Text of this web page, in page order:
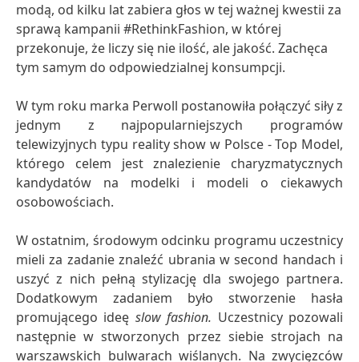
modą, od kilku lat zabiera głos w tej ważnej kwestii za
sprawą kampanii #RethinkFashion, w której
przekonuje, że liczy się nie ilość, ale jakość. Zachęca
tym samym do odpowiedzialnej konsumpcji.
W tym roku marka Perwoll postanowiła połączyć siły z
jednym z najpopularniejszych programów
telewizyjnych typu reality show w Polsce - Top Model,
którego celem jest znalezienie charyzmatycznych
kandydatów na modelki i modeli o ciekawych
osobowościach.
W ostatnim, środowym odcinku programu uczestnicy
mieli za zadanie znaleźć ubrania w second handach i
uszyć z nich pełną stylizację dla swojego partnera.
Dodatkowym zadaniem było stworzenie hasła
promującego ideę slow fashion. Uczestnicy pozowali
następnie w stworzonych przez siebie strojach na
warszawskich bulwarach wiślanych. Na zwycięzców